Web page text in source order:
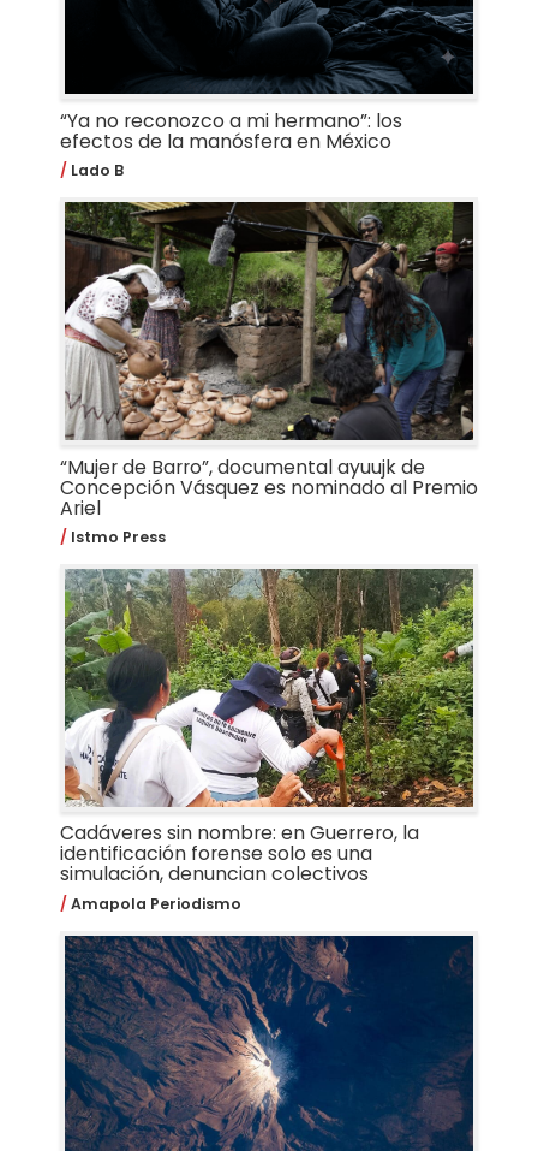
“Ya no reconozco a mi hermano”: los
efectos de la manósfera en México
Lado B
“Mujer de Barro”, documental ayuujk de
Concepción Vásquez es nominado al Premio
Ariel
Istmo Press
Cadáveres sin nombre: en Guerrero, la
identificación forense solo es una
simulación, denuncian colectivos
Amapola Periodismo